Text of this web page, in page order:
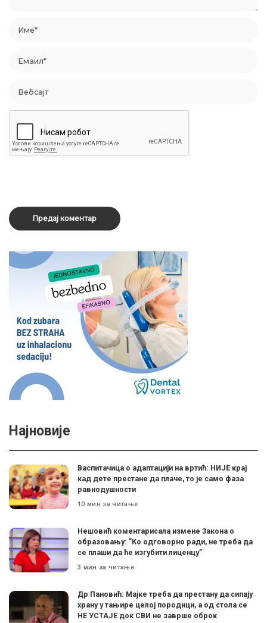
Најновије
Васпитачица о адаптацији на вртић: НИЈЕ крај
кад дете престане да плаче, то је само фаза
равнодушности
10 мин за читање
Нешовић коментарисала измене Закона о
образовању: ”Ко одговорно ради, не треба да
се плаши да ће изгубити лиценцу”
3 мин за читање
Др Пановић: Мајке треба да престану да сипају
храну у тањире целој породици, а од стола се
НЕ УСТАЈЕ док СВИ не заврше оброк